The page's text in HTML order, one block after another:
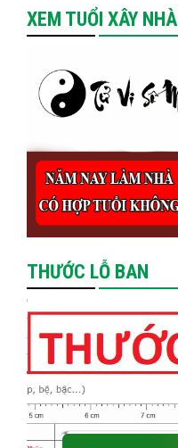
XEM TUỔI XÂY NHÀ
THƯỚC LỖ BAN